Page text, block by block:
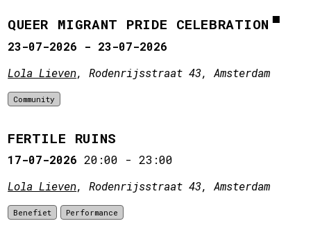
QUEER MIGRANT PRIDE CELEBRATION
23-07-2026 - 23-07-2026
Lola Lieven, Rodenrijsstraat 43, Amsterdam
Community
FERTILE RUINS
17-07-2026 20:00 -23:00
Lola Lieven, Rodenrijsstraat 43, Amsterdam
Benefiet Performance